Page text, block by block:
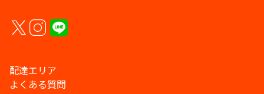
配達エリア
よくある質問